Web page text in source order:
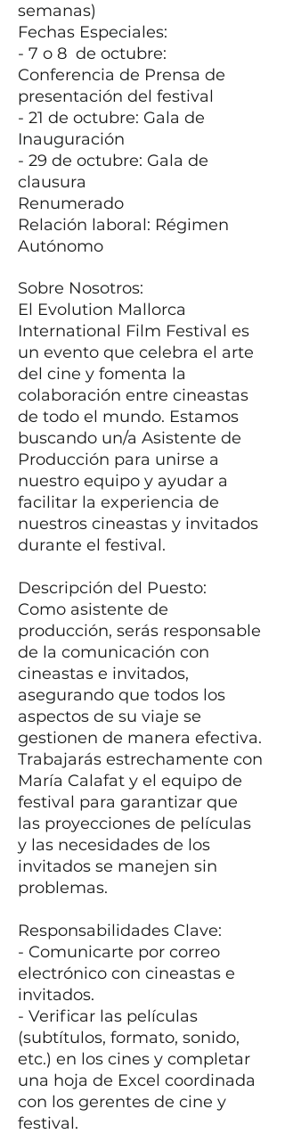
semanas)
Fechas Especiales:
- 7 o 8 de octubre:
Conferencia de Prensa de
presentación del festival
- 21 de octubre: Gala de
Inauguración
- 29 de octubre: Gala de
clausura
Renumerado
Relación laboral: Régimen
Autónomo
Sobre Nosotros:
El Evolution Mallorca
International Film Festival es
un evento que celebra el arte
del cine y fomenta la
colaboración entre cineastas
de todo el mundo. Estamos
buscando un/a Asistente de
Producción para unirse a
nuestro equipo y ayudar a
facilitar la experiencia de
nuestros cineastas y invitados
durante el festival.
Descripción del Puesto:
Como asistente de
producción, serás responsable
de la comunicación con
cineastas e invitados,
asegurando que todos los
aspectos de su viaje se
gestionen de manera efectiva.
Trabajarás estrechamente con
María Calafat y el equipo de
festival para garantizar que
las proyecciones de películas
y las necesidades de los
invitados se manejen sin
problemas.
Responsabilidades Clave:
- Comunicarte por correo
electrónico con cineastas e
invitados.
- Verificar las películas
(subtítulos, formato, sonido,
etc.) en los cines y completar
una hoja de Excel coordinada
con los gerentes de cine y
festival.